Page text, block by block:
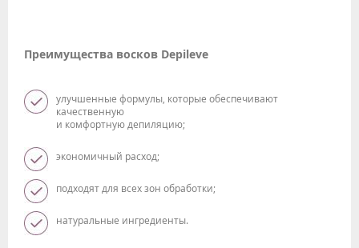
Преимущества восков Depileve
улучшенные формулы, которые обеспечивают
качественную
и комфортную депиляцию;
экономичный расход;
подходят для всех зон обработки;
натуральные ингредиенты.